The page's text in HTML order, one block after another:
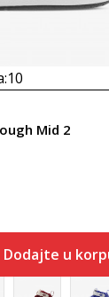
10
Mid 2
Dodajte u